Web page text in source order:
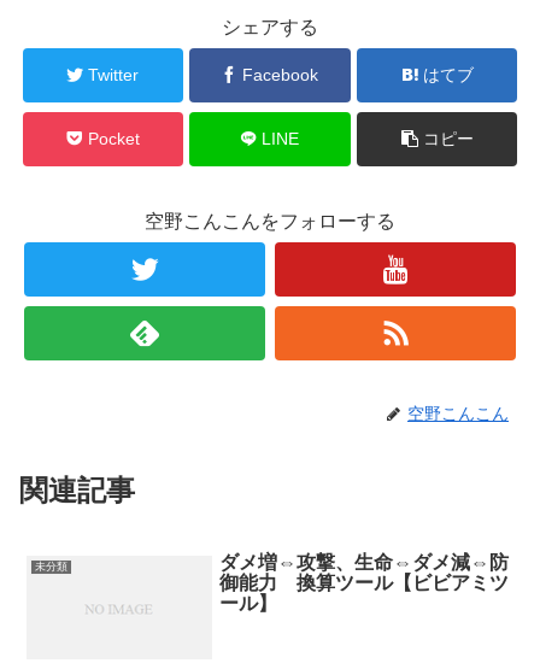
シェアする
Twitter Facebook はてブ
Pocket LINE コピー
空野こんこんをフォローする
空野こんこん
関連記事
未分類
ダメ増⇔攻撃、生命⇔ダメ減⇔防
御能力 換算ツール【ビビアミツ
ール】